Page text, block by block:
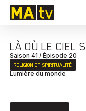
LÀ OÙ LE CIEL
Saison 41 / Épisode 20
RELIGION ET SPIRITUALITÉ
Lumière du monde